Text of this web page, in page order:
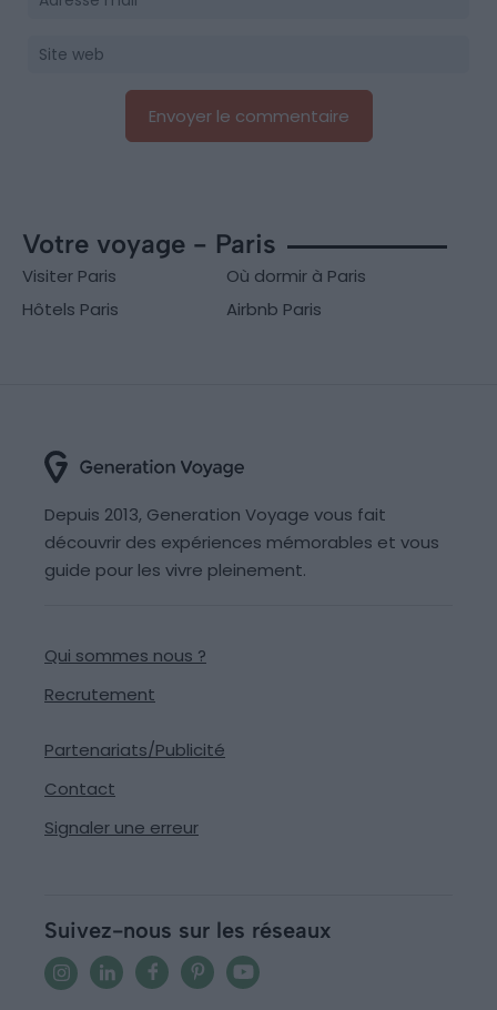
Votre voyage - Paris
Visiter Paris
Où dormir à Paris
Hôtels Paris
Airbnb Paris
Depuis 2013, Generation Voyage vous fait
découvrir des expériences mémorables et vous
guide pour les vivre pleinement.
Qui sommes nous ?
Recrutement
Partenariats/Publicité
Contact
Signaler une erreur
Suivez-nous sur les réseaux